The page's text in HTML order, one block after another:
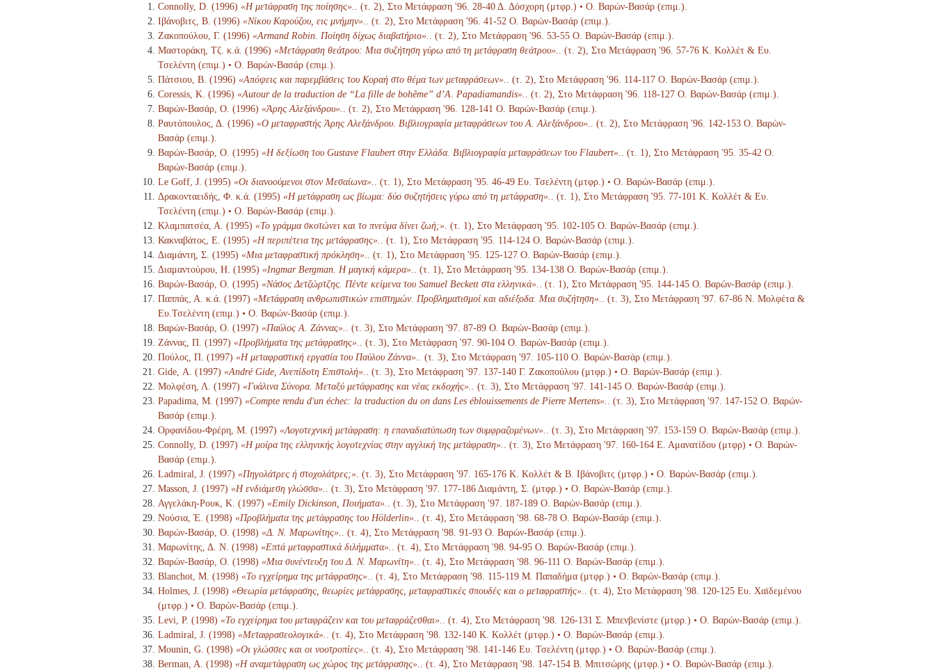
Connolly, D. (1996) «Η μετάφραση της ποίησης».
. (τ. 2), Στο Μετάφραση '96. 28-40 Δ. Δόσχορη (μτφρ.) • Ο. Βαρών-Βασάρ (επιμ.).
Ιβάνοβιτς, Β. (1996) «Νίκου Καρούζου, εις μνήμην».
. (τ. 2), Στο Μετάφραση '96. 41-52 Ο. Βαρών-Βασάρ (επιμ.).
Ζακοπούλου, Γ. (1996) «Armand Robin. Ποίηση δίχως διαβατήριο».
. (τ. 2), Στο Μετάφραση '96. 53-55 Ο. Βαρών-Βασάρ (επιμ.).
Μαστοράκη, Τζ. κ.ά. (1996) «Μετάφραση θεάτρου: Μια συζήτηση γύρω από τη μετάφραση θεάτρου».
. (τ. 2), Στο Μετάφραση '96. 57-76 Κ. Κολλέτ & Ευ.
Τσελέντη (επιμ.) • Ο. Βαρών-Βασάρ (επιμ.).
Πάτσιου, Β. (1996) «Απόψεις και παρεμβάσεις του Κοραή στο θέμα των μεταφράσεων».
. (τ. 2), Στο Μετάφραση '96. 114-117 Ο. Βαρών-Βασάρ (επιμ.).
Coressis, Κ. (1996) «Autour de la traduction de “La fille de bohême” d’A. Papadiamandis».
. (τ. 2), Στο Μετάφραση '96. 118-127 Ο. Βαρών-Βασάρ (επιμ.).
Βαρών-Βασάρ, Ο. (1996) «Άρης Αλεξάνδρου».
. (τ. 2), Στο Μετάφραση '96. 128-141 Ο. Βαρών-Βασάρ (επιμ.).
Ραυτόπουλος, Δ. (1996) «Ο μεταφραστής Άρης Αλεξάνδρου. Βιβλιογραφία μεταφράσεων του Α. Αλεξάνδρου».
. (τ. 2), Στο Μετάφραση '96. 142-153 Ο. Βαρών-
Βασάρ (επιμ.).
Βαρών-Βασάρ, Ο. (1995) «Η δεξίωση του Gustave Flaubert στην Ελλάδα. Βιβλιογραφία μεταφράσεων του Flaubert».
. (τ. 1), Στο Μετάφραση '95. 35-42 Ο.
Βαρών-Βασάρ (επιμ.).
Le Goff, J. (1995) «Οι διανοούμενοι στον Μεσαίωνα».
. (τ. 1), Στο Μετάφραση '95. 46-49 Ευ. Τσελέντη (μτφρ.) • Ο. Βαρών-Βασάρ (επιμ.).
Δρακονταειδής, Φ. κ.ά. (1995) «Η μετάφραση ως βίωμα: δύο συζητήσεις γύρω από τη μετάφραση».
. (τ. 1), Στο Μετάφραση '95. 77-101 Κ. Κολλέτ & Ευ.
Τσελέντη (επιμ.) • Ο. Βαρών-Βασάρ (επιμ.).
Κλαμπατσέα, Α. (1995) «Το γράμμα σκοτώνει και το πνεύμα δίνει ζωή;» . (τ. 1), Στο Μετάφραση '95. 102-105 Ο. Βαρών-Βασάρ (επιμ.).
Κακναβάτος, Ε. (1995) «Η περιπέτεια της μετάφρασης».
. (τ. 1), Στο Μετάφραση '95. 114-124 Ο. Βαρών-Βασάρ (επιμ.).
Διαμάντη, Σ. (1995) «Μια μεταφραστική πρόκληση».
. (τ. 1), Στο Μετάφραση '95. 125-127 Ο. Βαρών-Βασάρ (επιμ.).
Διαμαντούρου, Η. (1995) «Ingmar Bergman. Η μαγική κάμερα».
. (τ. 1), Στο Μετάφραση '95. 134-138 Ο. Βαρών-Βασάρ (επιμ.).
Βαρών-Βασάρ, Ο. (1995) «Νάσος Δετζώρτζης. Πέντε κείμενα του Samuel Beckett στα ελληνικά».
. (τ. 1), Στο Μετάφραση '95. 144-145 Ο. Βαρών-Βασάρ (επιμ.).
Παππάς, Α. κ.ά. (1997) «Μετάφραση ανθρωπιστικών επιστημών. Προβληματισμοί και αδιέξοδα. Μια συζήτηση».
. (τ. 3), Στο Μετάφραση '97. 67-86 Ν. Μολφέτα &
Ευ.Τσελέντη (επιμ.) • Ο. Βαρών-Βασάρ (επιμ.).
Βαρών-Βασάρ, Ο. (1997) «Παύλος Α. Ζάννας».
. (τ. 3), Στο Μετάφραση '97. 87-89 Ο. Βαρών-Βασάρ (επιμ.).
Ζάννας, Π. (1997) «Προβλήματα της μετάφρασης».
. (τ. 3), Στο Μετάφραση '97. 90-104 Ο. Βαρών-Βασάρ (επιμ.).
Πούλος, Π. (1997) «Η μεταφραστική εργασία του Παύλου Ζάννα».
. (τ. 3), Στο Μετάφραση '97. 105-110 Ο. Βαρών-Βασάρ (επιμ.).
Gide, Α. (1997) «André Gide, Ανεπίδοτη Επιστολή».
. (τ. 3), Στο Μετάφραση '97. 137-140 Γ. Ζακοπούλου (μτφρ.) • Ο. Βαρών-Βασάρ (επιμ.).
Μολφέση, Λ. (1997) «Γυάλινα Σύνορα. Μεταξύ μετάφρασης και νέας εκδοχής».
. (τ. 3), Στο Μετάφραση '97. 141-145 Ο. Βαρών-Βασάρ (επιμ.).
Papadima, M. (1997) «Compte rendu d'un échec: la traduction du on dans Les éblouissements de Pierre Mertens».
. (τ. 3), Στο Μετάφραση '97. 147-152 Ο. Βαρών-
Βασάρ (επιμ.).
Ορφανίδου-Φρέρη, Μ. (1997) «Λογοτεχνική μετάφραση: η επαναδιατύπωση των συμφραζομένων».
. (τ. 3), Στο Μετάφραση '97. 153-159 Ο. Βαρών-Βασάρ (επιμ.).
Connolly, D. (1997) «Η μοίρα της ελληνικής λογοτεχνίας στην αγγλική της μετάφραση».
. (τ. 3), Στο Μετάφραση '97. 160-164 Ε. Αμανατίδου (μτφρ) • Ο. Βαρών-
Βασάρ (επιμ.).
Ladmiral, J. (1997) «Πηγολάτρες ή στοχολάτρες;» . (τ. 3), Στο Μετάφραση '97. 165-176 Κ. Κολλέτ & Β. Ιβάνοβιτς (μτφρ.) • Ο. Βαρών-Βασάρ (επιμ.).
Masson, J. (1997) «Η ενδιάμεση γλώσσα».
. (τ. 3), Στο Μετάφραση '97. 177-186 Διαμάντη, Σ. (μτφρ.) • Ο. Βαρών-Βασάρ (επιμ.).
Αγγελάκη-Ρουκ, Κ. (1997) «Emily Dickinson, Ποιήματα».
. (τ. 3), Στο Μετάφραση '97. 187-189 Ο. Βαρών-Βασάρ (επιμ.).
Νούσια, Έ. (1998) «Προβλήματα της μετάφρασης του Hölderlin».
. (τ. 4), Στο Μετάφραση '98. 68-78 Ο. Βαρών-Βασάρ (επιμ.).
Βαρών-Βασάρ, Ο. (1998) «Δ. Ν. Μαρωνίτης».
. (τ. 4), Στο Μετάφραση '98. 91-93 Ο. Βαρών-Βασάρ (επιμ.).
Μαρωνίτης, Δ. Ν. (1998) «Επτά μεταφραστικά διλήμματα».
. (τ. 4), Στο Μετάφραση '98. 94-95 Ο. Βαρών-Βασάρ (επιμ.).
Βαρών-Βασάρ, Ο. (1998) «Μια συνέντευξη του Δ. Ν. Μαρωνίτη».
. (τ. 4), Στο Μετάφραση '98. 96-111 Ο. Βαρών-Βασάρ (επιμ.).
Blanchot, M. (1998) «Το εγχείρημα της μετάφρασης».
. (τ. 4), Στο Μετάφραση '98. 115-119 Μ. Παπαδήμα (μτφρ.) • Ο. Βαρών-Βασάρ (επιμ.).
Holmes, J. (1998) «Θεωρία μετάφρασης, θεωρίες μετάφρασης, μεταφραστικές σπουδές και ο μεταφραστής».
. (τ. 4), Στο Μετάφραση '98. 120-125 Ευ. Χαϊδεμένου
(μτφρ.) • Ο. Βαρών-Βασάρ (επιμ.).
Levi, P. (1998) «Το εγχείρημα του μεταφράζειν και του μεταφράζεσθαι».
. (τ. 4), Στο Μετάφραση '98. 126-131 Σ. Μπενβενίστε (μτφρ.) • Ο. Βαρών-Βασάρ (επιμ.).
Ladmiral, J. (1998) «Μεταφρασεολογικά».
. (τ. 4), Στο Μετάφραση '98. 132-140 Κ. Κολλέτ (μτφρ.) • Ο. Βαρών-Βασάρ (επιμ.).
Mounin, G. (1998) «Οι γλώσσες και οι νοοτροπίες».
. (τ. 4), Στο Μετάφραση '98. 141-146 Ευ. Τσελέντη (μτφρ.) • Ο. Βαρών-Βασάρ (επιμ.).
Berman, A. (1998) «Η αναμετάφραση ως χώρος της μετάφρασης».
. (τ. 4), Στο Μετάφραση '98. 147-154 Β. Μπιτσώρης (μτφρ.) • Ο. Βαρών-Βασάρ (επιμ.).